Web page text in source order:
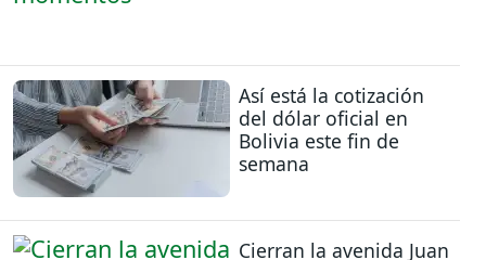
Así está la cotización
del dólar oficial en
Bolivia este fin de
semana
Cierran la avenida Juan